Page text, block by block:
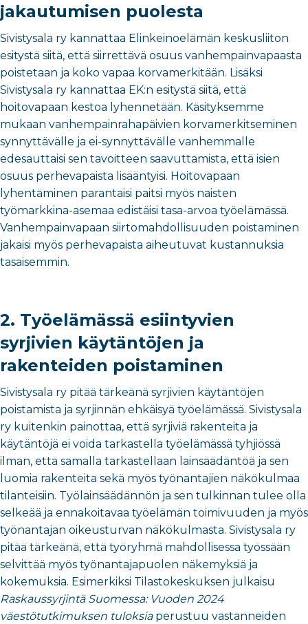
jakautumisen puolesta
Sivistysala ry kannattaa Elinkeinoelämän keskusliiton
esitystä siitä, että siirrettävä osuus vanhempainvapaasta
poistetaan ja koko vapaa korvamerkitään. Lisäksi
Sivistysala ry kannattaa EK:n esitystä siitä, että
hoitovapaan kestoa lyhennetään. Käsityksemme
mukaan vanhempainrahapäivien korvamerkitseminen
synnyttävälle ja ei-synnyttävälle vanhemmalle
edesauttaisi sen tavoitteen saavuttamista, että isien
osuus perhevapaista lisääntyisi. Hoitovapaan
lyhentäminen parantaisi paitsi myös naisten
työmarkkina-asemaa edistäisi tasa-arvoa työelämässä.
Vanhempainvapaan siirtomahdollisuuden poistaminen
jakaisi myös perhevapaista aiheutuvat kustannuksia
tasaisemmin.
2. Työelämässä esiintyvien
syrjivien käytäntöjen ja
rakenteiden poistaminen
Sivistysala ry pitää tärkeänä syrjivien käytäntöjen
poistamista ja syrjinnän ehkäisyä työelämässä. Sivistysala
ry kuitenkin painottaa, että syrjiviä rakenteita ja
käytäntöjä ei voida tarkastella työelämässä tyhjiössä
ilman, että samalla tarkastellaan lainsäädäntöä ja sen
luomia rakenteita sekä myös työnantajien näkökulmaa
tilanteisiin. Työlainsäädännön ja sen tulkinnan tulee olla
selkeää ja ennakoitavaa työelämän toimivuuden ja myös
työnantajan oikeusturvan näkökulmasta. Sivistysala ry
pitää tärkeänä, että työryhmä mahdollisessa työssään
selvittää myös työnantajapuolen näkemyksiä ja
kokemuksia. Esimerkiksi Tilastokeskuksen julkaisu
Raskaussyrjintä Suomessa: Vuoden 2024
väestötutkimuksen tuloksia perustuu vastanneiden